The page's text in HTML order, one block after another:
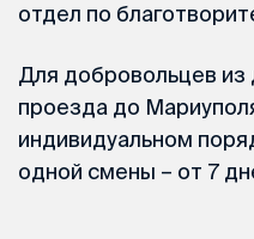
отдел по
Для добровольцев из
проезда до
индивидуальном
одной смены – от 7